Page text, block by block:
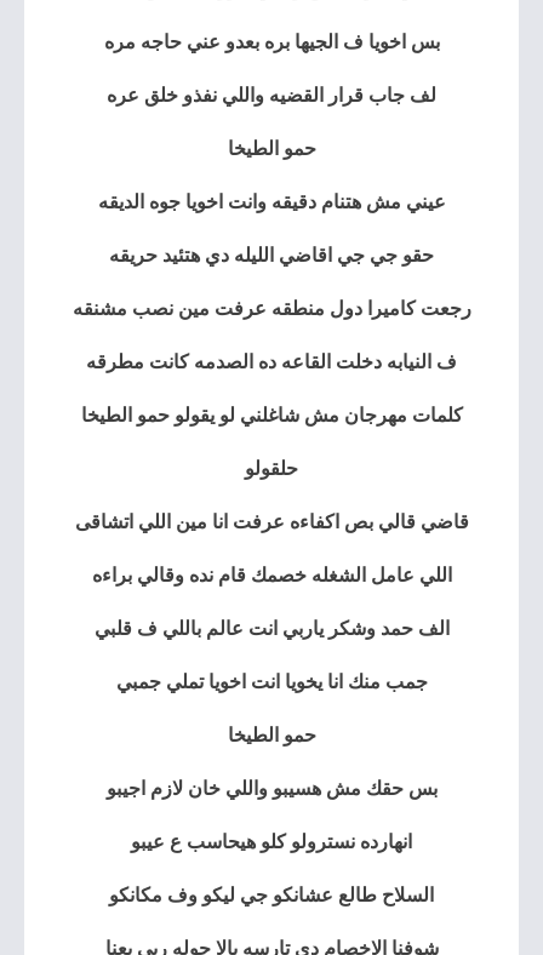
بس اخويا ف الجيها بره بعدو عني حاجه مره
لف جاب قرار القضيه واللي نفذو خلق عره
حمو الطيخا
عيني مش هتنام دقيقه وانت اخويا جوه الديقه
حقو جي جي اقاضي الليله دي هتئيد حريقه
رجعت كاميرا دول منطقه عرفت مين نصب مشنقه
ف النيابه دخلت القاعه ده الصدمه كانت مطرقه
كلمات مهرجان مش شاغلني لو يقولو حمو الطيخا
حلقولو
قاضي قالي بص اكفاءه عرفت انا مين اللي اتشاقى
اللي عامل الشغله خصمك قام نده وقالي براءه
الف حمد وشكر ياربي انت عالم باللي ف قلبي
جمب منك انا يخويا انت اخويا تملي جمبي
حمو الطيخا
بس حقك مش هسيبو واللي خان لازم اجيبو
انهارده نسترولو كلو هيحاسب ع عيبو
السلاح طالع عشانكو جي ليكو وف مكانكو
شوفنا الاخصام دي تارسه يالا جوله ربي يعنا